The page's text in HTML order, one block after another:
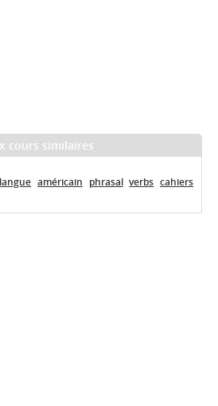
cours similaires
langue américain phrasal verbs cahiers